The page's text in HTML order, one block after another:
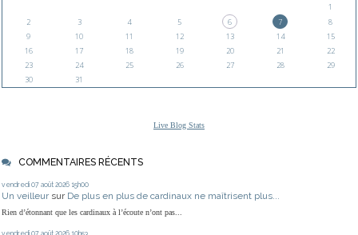
1
2
3 4 5 6 7
8
9
10 11 12 13 14
15
16
17 18 19 20 21
22
23
24 25 26 27 28
29
30
31
Live Blog Stats
COMMENTAIRES RÉCENTS
vendredi 07 août 2026 15h00
Un veilleur sur De plus en plus de cardinaux ne maîtrisent plus...
Rien d’étonnant que les cardinaux à l’écoute n’ont pas...